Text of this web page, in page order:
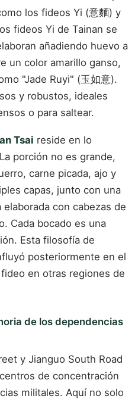
los fideos Yi (意麵) y
fideos Yi de Tainan se
añadiendo huevo a
un color amarillo ganso,
"Jade Ruyi" (玉如意).
y robustos, ideales
o para saltear.
Tsai reside en lo
porción no es grande,
carne picada, ajo y
capas, junto con una
con cabezas de
Cada bocado es una
Esta filosofía de
posteriormente en el
en otras regiones de
de los dependencias
y Jianguo South Road
de concentración
militales. Aquí no solo